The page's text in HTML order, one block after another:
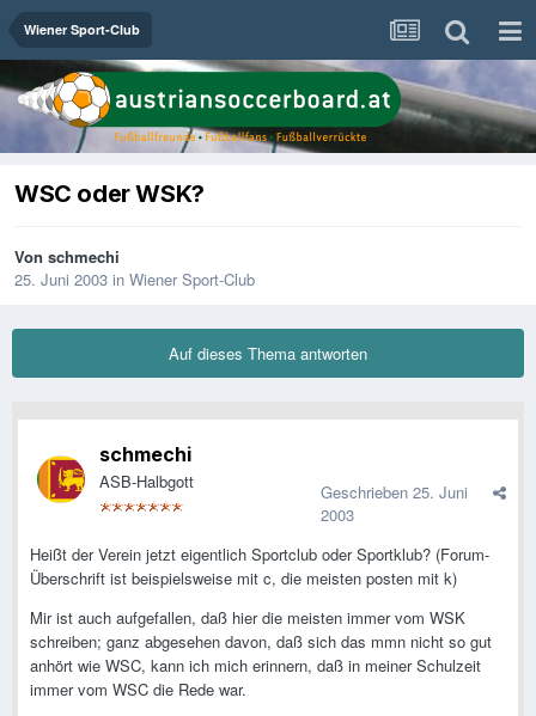
Wiener Sport-Club
WSC oder WSK?
Von schmechi
25. Juni 2003 in Wiener Sport-Club
Auf dieses Thema antworten
schmechi
ASB-Halbgott Geschrieben 25. Juni
2003
Heißt der Verein jetzt eigentlich Sportclub oder Sportklub? (Forum-
Überschrift ist beispielsweise mit c, die meisten posten mit k)
Mir ist auch aufgefallen, daß hier die meisten immer vom WSK
schreiben; ganz abgesehen davon, daß sich das mmn nicht so gut
anhört wie WSC, kann ich mich erinnern, daß in meiner Schulzeit
immer vom WSC die Rede war.